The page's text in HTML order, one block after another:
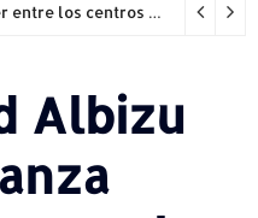
Hospital General de Castañer entre los centros de salud comunitarios con mejor desempeño clínico de Estados Unidos
Albizu